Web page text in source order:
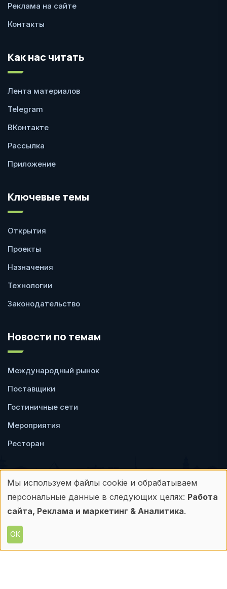
Реклама на сайте
Контакты
Как нас читать
Лента материалов
Telegram
ВКонтакте
Рассылка
Приложение
Ключевые темы
Открытия
Проекты
Назначения
Технологии
Законодательство
Новости по темам
Международный рынок
Поставщики
Гостиничные сети
Мероприятия
Ресторан
Пользовательское
соглашение
Политика
конфиденциальности
Любое использование материалов с данного
Использование
персональных
данных
и
Мы используем файлы cookie и обрабатываем
персональные данные в следующих целях: Работа
сайта, Реклама и маркетинг & Аналитика.
ОК